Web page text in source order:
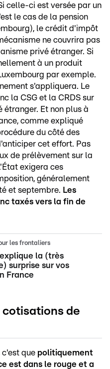
celle-ci est versée par un
le cas de la pension
le crédit d'impôt
ne couvrira pas
privé étranger. Si
à un produit
par exemple.
s'appliquera. Le
la CSG et la CRDS sur
Et non plus à
comme expliqué
du côté des
cet effort. Pas
de prélèvement sur la
exigera ces
généralement
et septembre. Les
taxés vers la fin de
les frontaliers
la (très
surprise sur vos
France
cotisations de
c'est que politiquement
est dans le rouge et a